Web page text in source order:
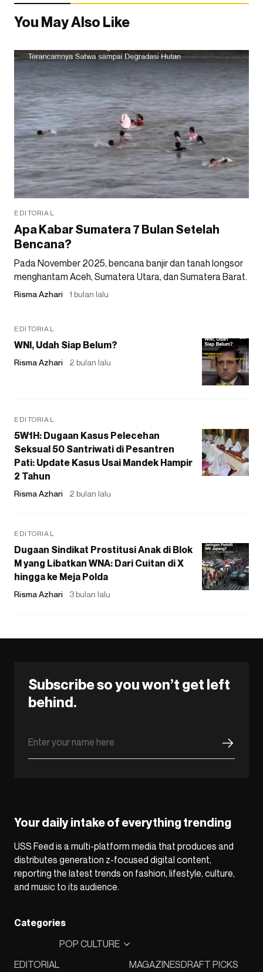
You May Also Like
EDITORIAL
Apa Kabar Sumatera 7 Bulan Setelah
Bencana?
Pada November 2025, bencana banjir dan tanah longsor
menghantam Aceh, Sumatera Utara, dan Sumatera Barat.
Risma Azhari 1 bulan lalu
EDITORIAL
WNI, Udah Siap Belum?
Risma Azhari 2 bulan lalu
EDITORIAL
5W1H: Dugaan Kasus Pelecehan
Seksual 50 Santriwati di Pesantren
Pati: Update Kasus Usai Mandek Hampir
2 Tahun
Risma Azhari 2 bulan lalu
EDITORIAL
Dugaan Sindikat Prostitusi Anak di Blok
M yang Libatkan WNA: Dari Cuitan di X
hingga ke Meja Polda
Risma Azhari 3 bulan lalu
Subscribe so you won’t get left
behind.
Your daily intake of everything trending
USS Feed is a multi-platform media that produces and
distributes generation z-focused digital content,
reporting the latest trends on fashion, lifestyle, culture,
and music to its audience.
Categories
EDITORIAL
POP CULTURE
MAGAZINESDRAFT PICKS